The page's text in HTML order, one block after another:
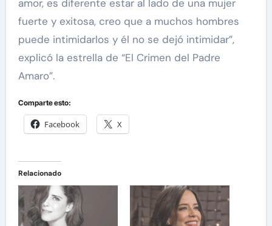
amor, es diferente estar al lado de una mujer
fuerte y exitosa, creo que a muchos hombres
puede intimidarlos y él no se dejó intimidar”,
explicó la estrella de “El Crimen del Padre
Amaro”.
Comparte esto:
Facebook X
Relacionado